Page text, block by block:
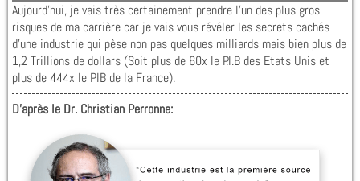
Aujourd’hui, je vais très certainement prendre l’un des plus gros
risques de ma carrière car je vais vous révéler les secrets cachés
d’une industrie qui pèse non pas quelques milliards mais bien plus de
1,2 Trillions de dollars (Soit plus de 60x le P.I.B des Etats Unis et
plus de 444x le PIB de la France).
D’après le Dr. Christian Perronne: